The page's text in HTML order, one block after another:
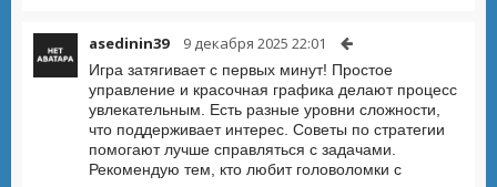
asedinin39 9 декабря 2025 22:01
Игра затягивает с первых минут! Простое
управление и красочная графика делают процесс
увлекательным. Есть разные уровни сложности,
что поддерживает интерес. Советы по стратегии
помогают лучше справляться с задачами.
Рекомендую тем, кто любит головоломки с